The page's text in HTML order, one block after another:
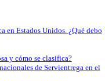
en Estados Unidos. ¿Qué debo
y cómo se clasifica?
de Servientrega en el